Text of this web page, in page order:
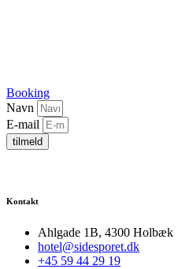
Booking
Navn
E-mail
tilmeld
Kontakt
Ahlgade 1B, 4300 Holbæk
hotel@sidesporet.dk
+45 59 44 29 19